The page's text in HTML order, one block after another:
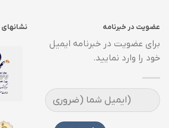
عضویت در خبرنامه
برای عضویت در خبرنامه ایمیل
خود را وارد نمایید.
نشانهای